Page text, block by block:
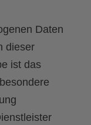
Daten
dieser
ist das